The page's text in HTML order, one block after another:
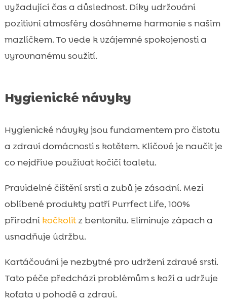
vyžadující čas a důslednost. Díky udržování
pozitivní atmosféry dosáhneme harmonie s naším
mazlíčkem. To vede k vzájemné spokojenosti a
vyrovnanému soužití.
Hygienické návyky
Hygienické návyky jsou fundamentem pro čistotu
a zdraví domácnosti s kotětem. Klíčové je naučit je
co nejdříve používat kočičí toaletu.
Pravidelné čištění srsti a zubů je zásadní. Mezi
oblíbené produkty patří Purrfect Life, 100%
přírodní kočkolitz bentonitu. Eliminuje zápach a
usnadňuje údržbu.
Kartáčování je nezbytné pro udržení zdravé srsti.
Tato péče předchází problémům s koží a udržuje
koťata v pohodě a zdraví.